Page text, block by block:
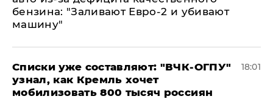
бензина: "Заливают Евро-2 и убивают
машину"
Списки уже составляют: "ВЧК-ОГПУ"
узнал, как Кремль хочет
мобилизовать 800 тысяч россиян
18:01